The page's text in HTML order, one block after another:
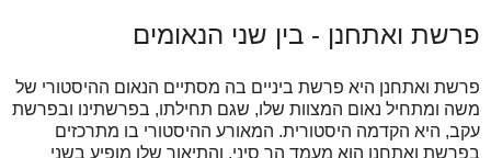
פרשת ואתחנן - בין שני הנאומים
פרשת ואתחנן היא פרשת ביניים בה מסתיים הנאום ההיסטורי של
משה ומתחיל נאום המצוות שלו, שגם תחילתו, בפרשתינו ובפרשת
עקב, היא הקדמה היסטורית. המאורע ההיסטורי בו מתרכזים
בפרשת ואתחנן הוא מעמד הר סיני, והתיאור שלו מופיע בשני